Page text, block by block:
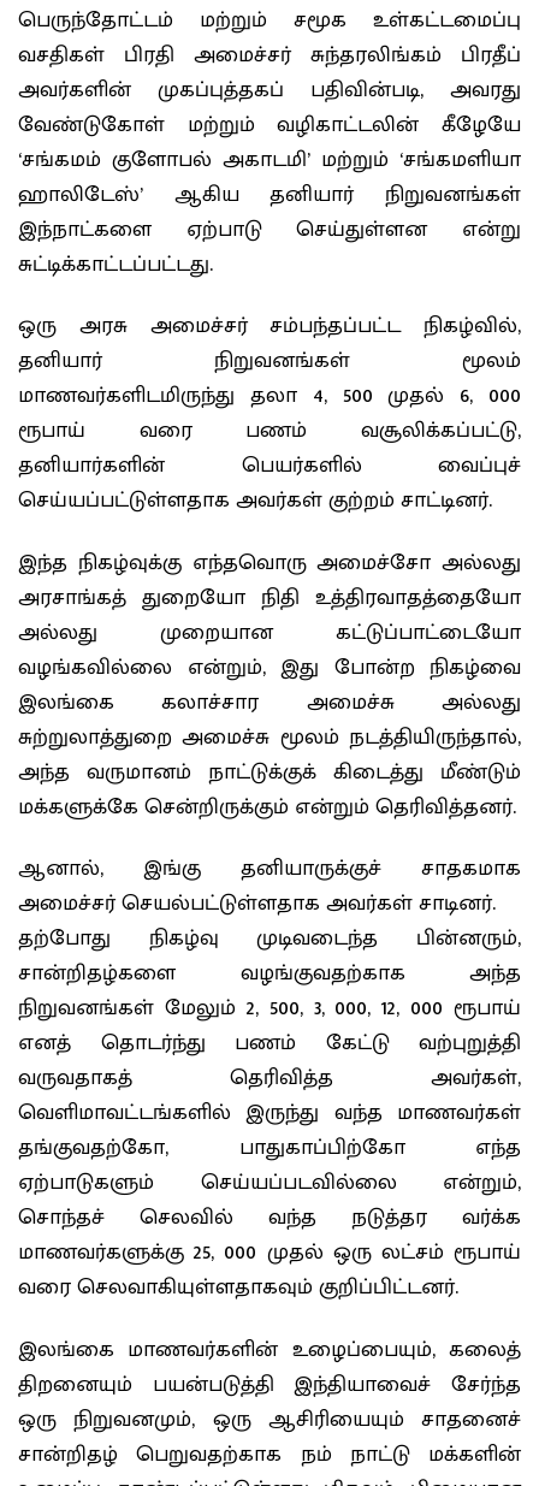
பெருந்தோட்டம் மற்றும் சமூக உள்கட்டமைப்பு
வசதிகள் பிரதி அமைச்சர் சுந்தரலிங்கம் பிரதீப்
அவர்களின் முகப்புத்தகப் பதிவின்படி, அவரது
வேண்டுகோள் மற்றும் வழிகாட்டலின் கீழேயே
‘சங்கமம் குளோபல் அகாடமி’ மற்றும் ‘சங்கமளியா
ஹாலிடேஸ்’ ஆகிய தனியார் நிறுவனங்கள்
இந்நாட்களை ஏற்பாடு செய்துள்ளன என்று
சுட்டிக்காட்டப்பட்டது.
ஒரு அரசு அமைச்சர் சம்பந்தப்பட்ட நிகழ்வில்,
தனியார் நிறுவனங்கள் மூலம்
மாணவர்களிடமிருந்து தலா 4, 500 முதல் 6, 000
ரூபாய் வரை பணம் வசூலிக்கப்பட்டு,
தனியார்களின் பெயர்களில் வைப்புச்
செய்யப்பட்டுள்ளதாக அவர்கள் குற்றம் சாட்டினர்.
இந்த நிகழ்வுக்கு எந்தவொரு அமைச்சோ அல்லது
அரசாங்கத் துறையோ நிதி உத்திரவாதத்தையோ
அல்லது முறையான கட்டுப்பாட்டையோ
வழங்கவில்லை என்றும், இது போன்ற நிகழ்வை
இலங்கை கலாச்சார அமைச்சு அல்லது
சுற்றுலாத்துறை அமைச்சு மூலம் நடத்தியிருந்தால்,
அந்த வருமானம் நாட்டுக்குக் கிடைத்து மீண்டும்
மக்களுக்கே சென்றிருக்கும் என்றும் தெரிவித்தனர்.
ஆனால், இங்கு தனியாருக்குச் சாதகமாக
அமைச்சர் செயல்பட்டுள்ளதாக அவர்கள் சாடினர்.
தற்போது நிகழ்வு முடிவடைந்த பின்னரும்,
சான்றிதழ்களை வழங்குவதற்காக அந்த
நிறுவனங்கள் மேலும் 2, 500, 3, 000, 12, 000 ரூபாய்
எனத் தொடர்ந்து பணம் கேட்டு வற்புறுத்தி
வருவதாகத் தெரிவித்த அவர்கள்,
வெளிமாவட்டங்களில் இருந்து வந்த மாணவர்கள்
தங்குவதற்கோ, பாதுகாப்பிற்கோ எந்த
ஏற்பாடுகளும் செய்யப்படவில்லை என்றும்,
சொந்தச் செலவில் வந்த நடுத்தர வர்க்க
மாணவர்களுக்கு 25, 000 முதல் ஒரு லட்சம் ரூபாய்
வரை செலவாகியுள்ளதாகவும் குறிப்பிட்டனர்.
இலங்கை மாணவர்களின் உழைப்பையும், கலைத்
திறனையும் பயன்படுத்தி இந்தியாவைச் சேர்ந்த
ஒரு நிறுவனமும், ஒரு ஆசிரியையும் சாதனைச்
சான்றிதழ் பெறுவதற்காக நம் நாட்டு மக்களின்